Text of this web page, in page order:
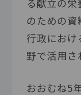
る献立の
のための資
行政におけ
野で活用さ
おおむね5